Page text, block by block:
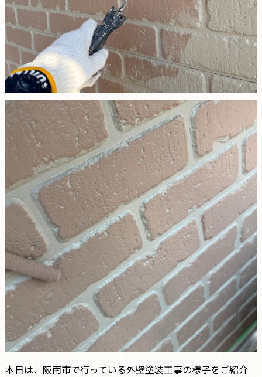
本日は、阪南市で行っている外壁塗装工事の様子をご紹介